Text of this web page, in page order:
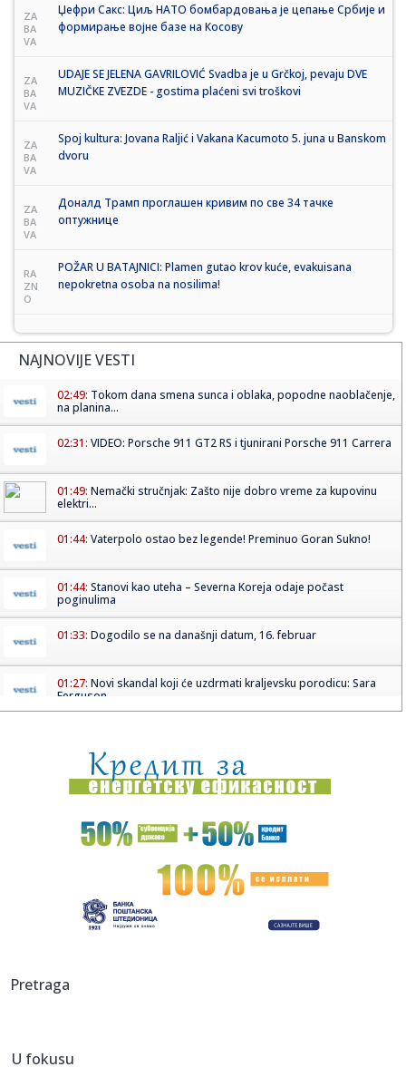
ZA
BA
VA
Џефри Сакс: Циљ НАТО бомбардовања је цепање Србије и
формирање војне базе на Косову
ZA
BA
VA
UDAJE SE JELENA GAVRILOVIĆ Svadba je u Grčkoj, pevaju DVE
MUZIČKE ZVEZDE - gostima plaćeni svi troškovi
ZA
BA
VA
Spoj kultura: Jovana Raljić i Vakana Kacumoto 5. juna u Banskom
dvoru
ZA
BA
VA
Доналд Трамп проглашен кривим по све 34 тачке
оптужнице
RA
ZN
O
POŽAR U BATAJNICI: Plamen gutao krov kuće, evakuisana
nepokretna osoba na nosilima!
NAJNOVIJE VESTI
02:49: Tokom dana smena sunca i oblaka, popodne naoblačenje,
na planina...
02:31: VIDEO: Porsche 911 GT2 RS i tjunirani Porsche 911 Carrera
01:49: Nemački stručnjak: Zašto nije dobro vreme za kupovinu
elektri...
01:44: Vaterpolo ostao bez legende! Preminuo Goran Sukno!
01:44: Stanovi kao uteha – Severna Koreja odaje počast
poginulima
01:33: Dogodilo se na današnji datum, 16. februar
01:27: Novi skandal koji će uzdrmati kraljevsku porodicu: Sara
Ferguson...
01:04:Jokić prišao NBA zvezdi zbog šokantnog motiva na jakni!
Džoke...
01:03:VIDEO: 2026 Lucid Air
I najbolji pogreše - BMW povlači iz prodaje stotine hiljada
01:00:Poznato grčko ostrvo uvodi stroža pravila za turiste
dolaz...
Pretraga
U fokusu